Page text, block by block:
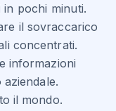
pochi minuti.
il sovraccarico
concentrati.
informazioni
il mondo.